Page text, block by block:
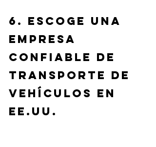
6. Escoge una
empresa
confiable de
transporte de
vehículos en
EE.UU.